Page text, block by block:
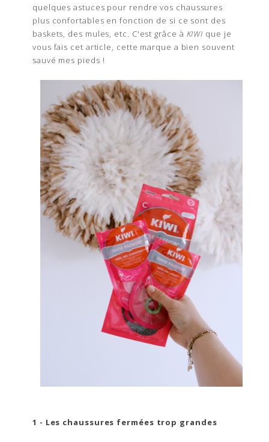
quelques astuces pour rendre vos chaussures
plus confortables en fonction de si ce sont des
baskets, des mules, etc. C'est grâce à KIWI que je
vous fais cet article, cette marque a bien souvent
sauvé mes pieds !
1 - Les chaussures fermées trop grandes